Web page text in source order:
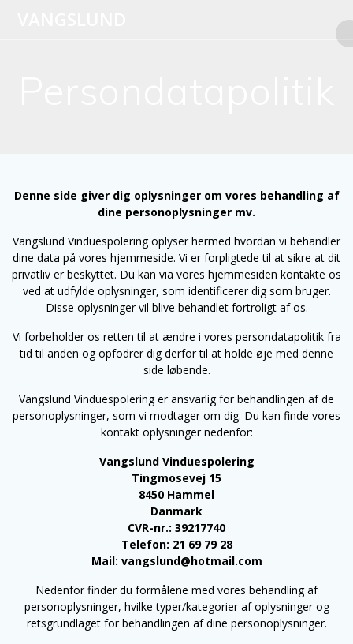
Denne side giver dig oplysninger om vores behandling af
dine personoplysninger mv.
Vangslund Vinduespolering oplyser hermed hvordan vi behandler
dine data på vores hjemmeside. Vi er forpligtede til at sikre at dit
privatliv er beskyttet. Du kan via vores hjemmesiden kontakte os
ved at udfylde oplysninger, som identificerer dig som bruger.
Disse oplysninger vil blive behandlet fortroligt af os.
Vi forbeholder os retten til at ændre i vores persondatapolitik fra
tid til anden og opfodrer dig derfor til at holde øje med denne
side løbende.
Vangslund Vinduespolering er ansvarlig for behandlingen af de
personoplysninger, som vi modtager om dig. Du kan finde vores
kontakt oplysninger nedenfor:
Vangslund Vinduespolering
Tingmosevej 15
8450 Hammel
Danmark
CVR-nr.: 39217740
Telefon: 21 69 79 28
Mail: vangslund@hotmail.com
Nedenfor finder du formålene med vores behandling af
personoplysninger, hvilke typer/kategorier af oplysninger og
retsgrundlaget for behandlingen af dine personoplysninger.